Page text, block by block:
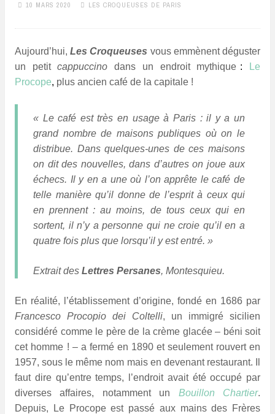
10 MARS 2020 LES CROQUEUSES DE PARIS
Aujourd’hui,Les Croqueuses vous emmènent déguster
un petitcappuccino dans un endroit mythique :
Le
Procope, plus ancien café de la capitale !
« Le café est très en usage à Paris : il y a un
grand nombre de maisons publiques où on le
distribue. Dans quelques-unes de ces maisons
on dit des nouvelles, dans d’autres on joue aux
échecs. Il y en a une où l’on apprête le café de
telle manière qu’il donne de l’esprit à ceux qui
en prennent : au moins, de tous ceux qui en
sortent, il n’y a personne qui ne croie qu’il en a
quatre fois plus que lorsqu’il y est entré. »
Extrait des Lettres Persanes, Montesquieu.
En réalité, l’établissement d’origine, fondé en 1686 par
Francesco Procopio dei Coltelli, un immigré sicilien
considéré comme le père de la crème glacée – béni soit
cet homme ! – a fermé en 1890 et seulement rouvert en
1957, sous le même nom mais en devenant restaurant. Il
faut dire qu’entre temps, l’endroit avait été occupé par
diverses affaires, notamment un Bouillon Chartier.
Depuis, Le Procope est passé aux mains des Frères